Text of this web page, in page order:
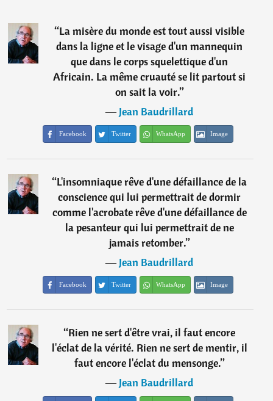
“La misère du monde est tout aussi visible
dans la ligne et le visage d'un mannequin
que dans le corps squelettique d'un
Africain. La même cruauté se lit partout si
on sait la voir.”
―Jean Baudrillard
Facebook Twitter WhatsApp Image
“L'insomniaque rêve d'une défaillance de la
conscience qui lui permettrait de dormir
comme l'acrobate rêve d'une défaillance de
la pesanteur qui lui permettrait de ne
jamais retomber.”
―Jean Baudrillard
Facebook Twitter WhatsApp Image
“Rien ne sert d'être vrai, il faut encore
l'éclat de la vérité. Rien ne sert de mentir, il
faut encore l'éclat du mensonge.”
―Jean Baudrillard